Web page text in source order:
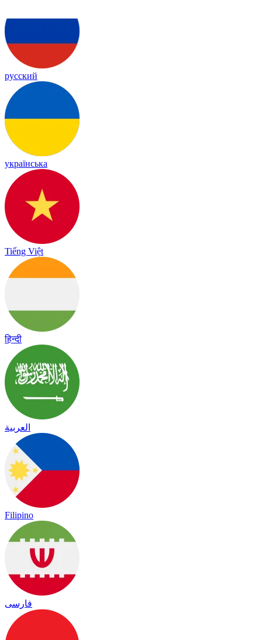
русский
українська
Tiếng Việt
हिन्दी
العربية
Filipino
فارسی